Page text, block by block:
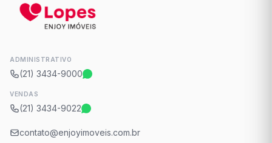
ADMINISTRATIVO
(21) 3434-9000
VENDAS
(21) 3434-9022
contato@enjoyimoveis.com.br